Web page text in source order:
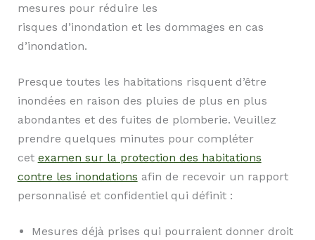
mesures pour réduire les
risques d’inondation et les dommages en cas
d’inondation.
Presque toutes les habitations risquent d’être
inondées en raison des pluies de plus en plus
abondantes et des fuites de plomberie. Veuillez
prendre quelques minutes pour compléter
cet examen sur la protection des habitations
contre les inondations afin de recevoir un rapport
personnalisé et confidentiel qui définit :
Mesures déjà prises qui pourraient donner droit